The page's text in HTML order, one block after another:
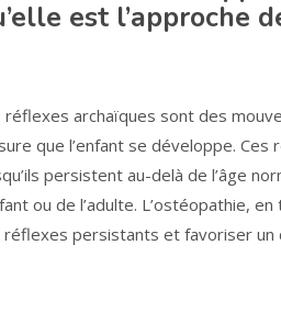
est l’approche
réflexes archaïques sont des
que l’enfant se développe.
persistent au-delà de l’âge
ou de l’adulte. L’ostéopathie,
réflexes persistants et favoriser un